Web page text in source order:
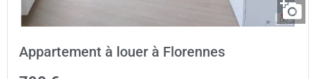
Appartement à louer à Florennes